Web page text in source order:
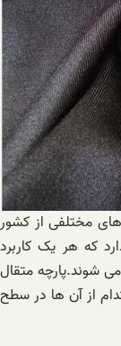
مختلفی از کشور
که هر یک کاربرد
شوند.پارچه متقال
از آن ها در سطح